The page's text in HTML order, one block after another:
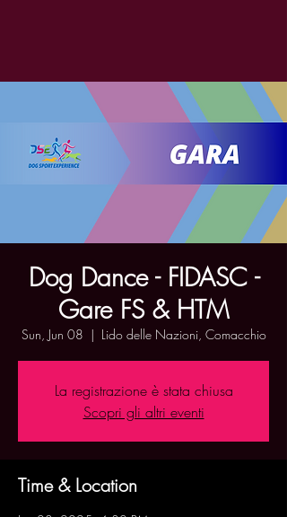
Dog Dance - FIDASC -
Gare FS & HTM
Sun, Jun 08
  |
Lido delle Nazioni, Comacchio
La registrazione è stata chiusa
Scopri gli altri eventi
Time & Location